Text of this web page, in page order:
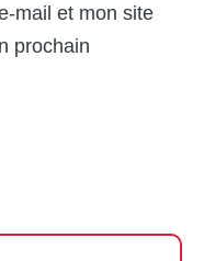
mail et mon site
prochain